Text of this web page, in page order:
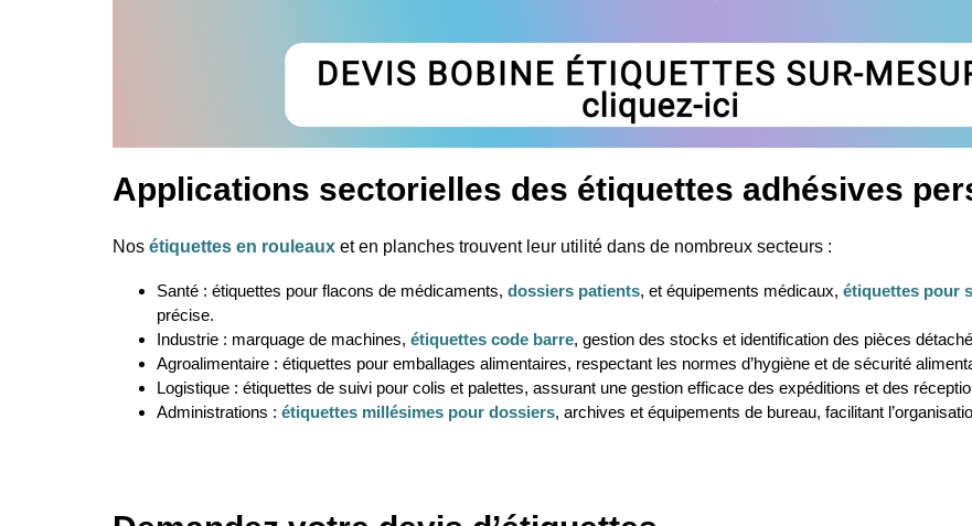
Applications sectorielles des étiquettes adhésives
Nos étiquettes en rouleaux et en planches trouvent leur utilité dans de nombreux secteurs :
Santé : étiquettes pour flacons de médicaments, dossiers patients, et équipements médicaux, étiquettes pour
précise.
Industrie : marquage de machines, étiquettes code barre, gestion des stocks et identification des pièces
Agroalimentaire : étiquettes pour emballages alimentaires, respectant les normes d’hygiène et de sécurité
Logistique : étiquettes de suivi pour colis et palettes, assurant une gestion efficace des expéditions et des
Administrations : étiquettes millésimes pour dossiers, archives et équipements de bureau, facilitant